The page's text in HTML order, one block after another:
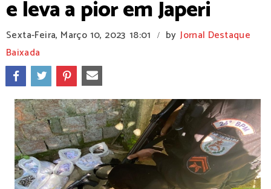
e leva a pior em Japeri
Sexta-Feira, Março 10, 2023 18:01 / by Jornal Destaque
Baixada